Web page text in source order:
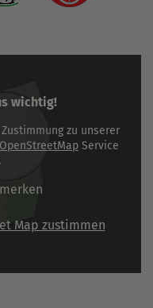
wichtig!
zu unserer
OpenStreetMap Service
Map zustimmen